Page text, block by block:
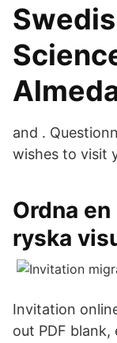
and .
wishes to visit
Ordna
ryska
Invitation
out PDF